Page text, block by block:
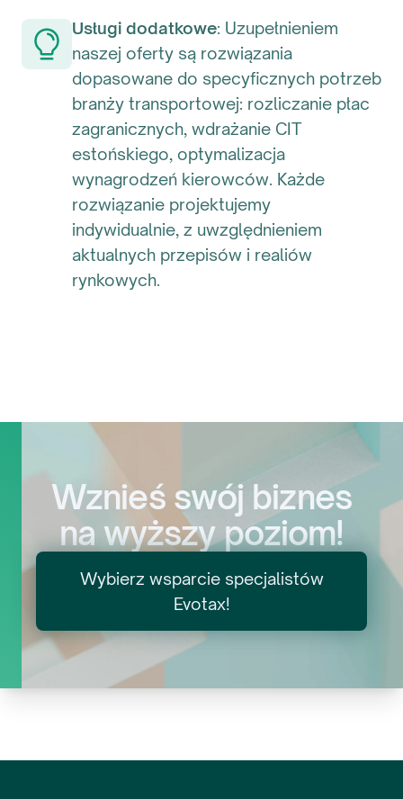
Usługi dodatkowe: Uzupełnieniem
naszej oferty są rozwiązania
dopasowane do specyficznych potrzeb
branży transportowej: rozliczanie płac
zagranicznych, wdrażanie CIT
estońskiego, optymalizacja
wynagrodzeń kierowców. Każde
rozwiązanie projektujemy
indywidualnie, z uwzględnieniem
aktualnych przepisów i realiów
rynkowych.
Wznieś swój biznes
na wyższy poziom!
Wybierz wsparcie specjalistów
Evotax!